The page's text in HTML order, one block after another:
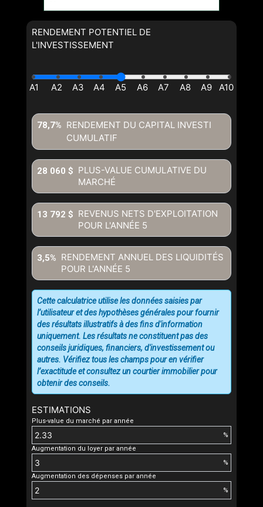
RENDEMENT POTENTIEL DE
L'INVESTISSEMENT
RENDEMENT DU CAPITAL INVESTI
CUMULATIF
78,7%
PLUS-VALUE CUMULATIVE DU
MARCHÉ
28 060 $
REVENUS NETS D'EXPLOITATION
POUR L'ANNÉE 5
13 792 $
RENDEMENT ANNUEL DES LIQUIDITÉS
POUR L'ANNÉE 5
3,5%
ESTIMATIONS
Plus-value du marché par année
%
Augmentation du loyer par année
%
Augmentation des dépenses par année
%
Cette calculatrice utilise les données saisies par
l’utilisateur et des hypothèses générales pour fournir
des résultats illustratifs à des fins d'information
uniquement. Les résultats ne constituent pas des
conseils juridiques, financiers, d'investissement ou
autres. Vérifiez tous les champs pour en vérifier
l’exactitude et consultez un courtier immobilier pour
obtenir des conseils.